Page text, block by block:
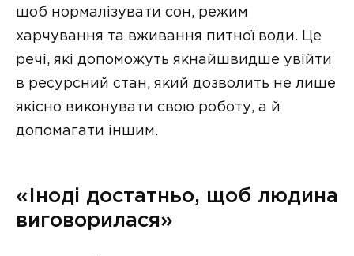
щоб нормалізувати сон, режим
харчування та вживання питної води. Це
речі, які допоможуть якнайшвидше увійти
в ресурсний стан, який дозволить не лише
якісно виконувати свою роботу, а й
допомагати іншим.
«Іноді достатньо, щоб людина
виговорилася»